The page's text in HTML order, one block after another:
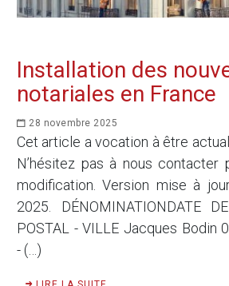
Installation des
notariales en France
28 novembre 2025
Cet article a vocation à être
N’hésitez pas à nous contacter
modification. Version mise à
2025. DÉNOMINATIONDATE
POSTAL - VILLE Jacques Bodin
- (…)